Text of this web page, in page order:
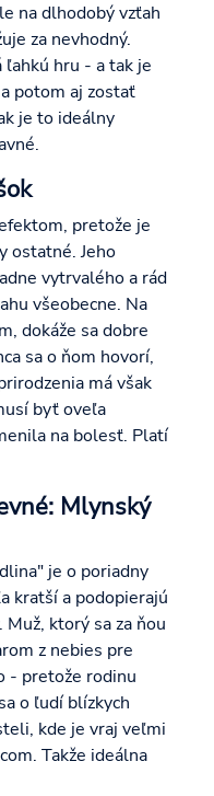
na dlhodobý vzťah
za nevhodný.
ľahkú hru - a tak je
potom aj zostať
je to ideálny
pretože je
ostatné. Jeho
vytrvalého a rád
všeobecne. Na
dokáže sa dobre
sa o ňom hovorí,
má však
byť oveľa
na bolesť. Platí
Mlynský
je o poriadny
kratší a podopierajú
ktorý sa za ňou
z nebies pre
- pretože rodinu
o ľudí blízkych
kde je vraj veľmi
Takže ideálna